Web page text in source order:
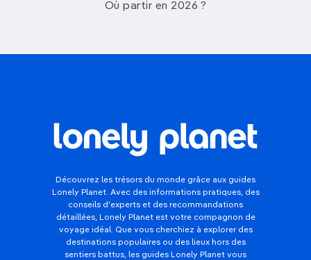
Où partir en 2026 ?
Découvrez les trésors du monde grâce aux guides
Lonely Planet. Avec des informations pratiques, des
conseils d'experts et des recommandations
détaillées, Lonely Planet est votre compagnon de
voyage idéal. Que vous cherchiez à explorer des
destinations populaires ou des lieux hors des
sentiers battus, les guides Lonely Planet vous